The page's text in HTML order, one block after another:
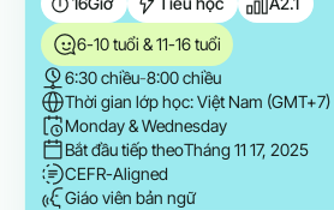
6-10 tuổi & 11-16 tuổi
6:30 chiều-8:00 chiều
Thời gian lớp học: Việt Nam (GMT+7)
Monday & Wednesday
Bắt đầu tiếp theoTháng 11 17, 2025
CEFR-Aligned
Giáo viên bản ngữ